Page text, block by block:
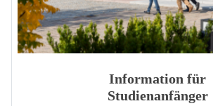
Information für
Studienanfänger